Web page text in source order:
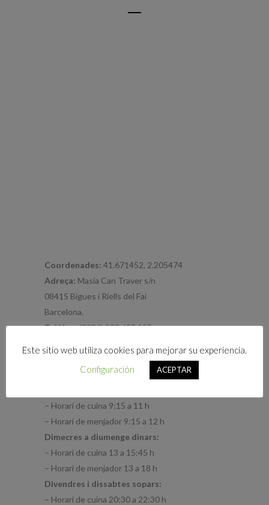
Coordenades: 41.671452, 2.205474
Adreça: Masía Can Traver s/n
08415 Bigues i Riells del Fai
Barcelona.
Telèfon:(0034) 938 658 155
ELS NOSTRES HORARIS
Dilluns i dimarts: tancat
– Horari de cuina 9:15 a 11 h
– Horari de menjador 9:15 a 12 h
Dimecres a diumenge dinars:
– Horari de cuina 13 a 15:45 h
– Horari de menjador 13 a 18 h
Divendres i dissabtes sopars:
– Horari de cuina 20:30 a 22:30 h
Este sitio web utiliza cookies para mejorar su experiencia.
Configuración
ACEPTAR